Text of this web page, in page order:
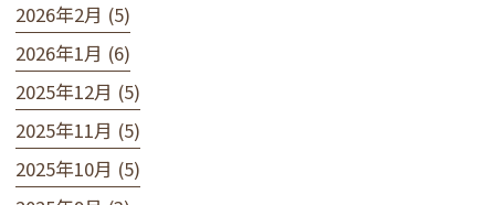
2026年2月 (5)
2026年1月 (6)
2025年12月 (5)
2025年11月 (5)
2025年10月 (5)